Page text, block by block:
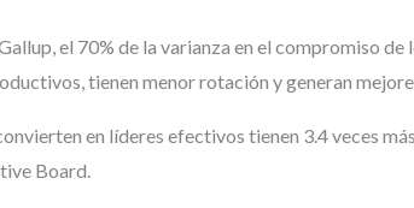
el 70% de la varianza en el compromiso
tienen menor rotación y generan
en líderes efectivos tienen 3.4 veces
Board.